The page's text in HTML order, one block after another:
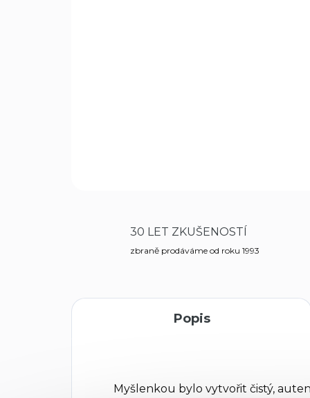
30 LET ZKUŠENOSTÍ
zbraně prodáváme od roku 1993
Popis
Myšlenkou bylo vytvořit čistý,